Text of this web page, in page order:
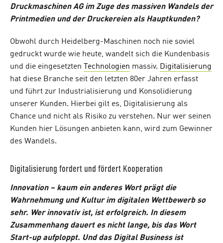
Druckmaschinen AG im Zuge des massiven Wandels der
Printmedien und der Druckereien als Hauptkunden?
Obwohl durch Heidelberg-Maschinen noch nie soviel
gedruckt wurde wie heute, wandelt sich die Kundenbasis
und die eingesetzten
Technologien massiv. Digitalisierung
hat diese Branche seit den letzten 80er Jahren erfasst
und führt zur Industrialisierung und Konsolidierung
unserer Kunden. Hierbei gilt es, Digitalisierung als
Chance und nicht als Risiko zu verstehen. Nur wer seinen
Kunden hier Lösungen anbieten kann, wird zum Gewinner
des Wandels.
Digitalisierung fordert und fördert Kooperation
Innovation – kaum ein anderes Wort prägt die
Wahrnehmung und Kultur im digitalen Wettbewerb so
sehr. Wer innovativ ist, ist erfolgreich. In diesem
Zusammenhang dauert es nicht lange, bis das Wort
Start-up aufploppt. Und das Digital Business ist